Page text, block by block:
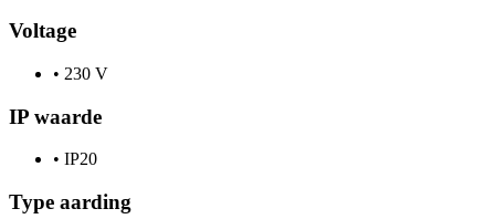
Voltage
• 230 V
IP waarde
• IP20
Type aarding